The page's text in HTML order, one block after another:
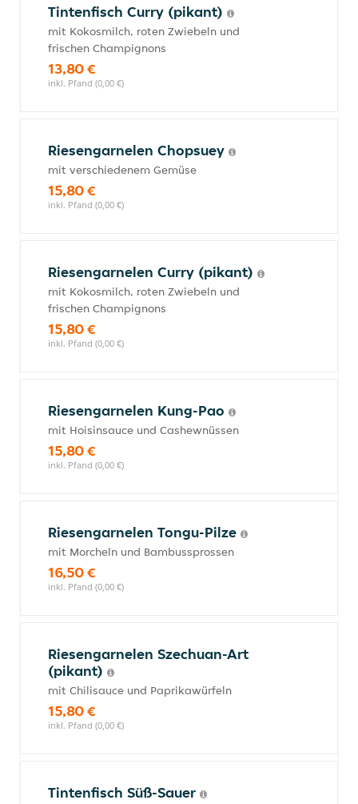
Tintenfisch Curry (pikant)
mit Kokosmilch, roten Zwiebeln und
frischen Champignons
13,80 €
inkl. Pfand (0,00 €)
Riesengarnelen Chopsuey
mit verschiedenem Gemüse
15,80 €
inkl. Pfand (0,00 €)
Riesengarnelen Curry (pikant)
mit Kokosmilch, roten Zwiebeln und
frischen Champignons
15,80 €
inkl. Pfand (0,00 €)
Riesengarnelen Kung-Pao
mit Hoisinsauce und Cashewnüssen
15,80 €
inkl. Pfand (0,00 €)
Riesengarnelen Tongu-Pilze
mit Morcheln und Bambussprossen
16,50 €
inkl. Pfand (0,00 €)
Riesengarnelen Szechuan-Art
(pikant)
mit Chilisauce und Paprikawürfeln
15,80 €
inkl. Pfand (0,00 €)
Tintenfisch Süß-Sauer